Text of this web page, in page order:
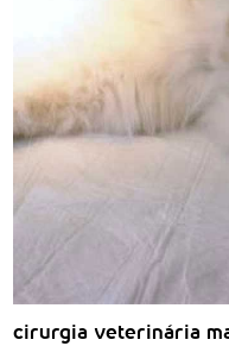
cirurgia veterinária